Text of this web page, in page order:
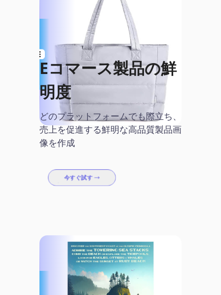
Eコマース製品の鮮
明度
どのプラットフォームでも際立ち、
売上を促進する鮮明な高品質製品画
像を作成
今すぐ試す